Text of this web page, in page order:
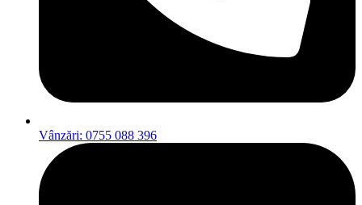
Vânzări: 0755 088 396